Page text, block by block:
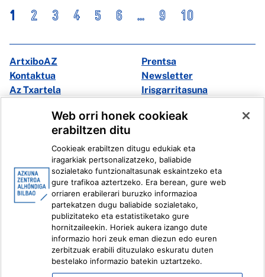
1 2 3 4 5 6 ... 9 10
ArtxiboAZ
Prentsa
Kontaktua
Newsletter
Az Txartela
Irisgarritasuna
Instagram
Youtube
Linkedin
Ivoox
Lege informazioa Barneko Informazio Sistema
Web orri honek cookieak
erabiltzen ditu
Cookieak erabiltzen ditugu edukiak eta
iragarkiak pertsonalizatzeko, baliabide
sozialetako funtzionaltasunak eskaintzeko eta
gure trafikoa aztertzeko. Era berean, gure web
orriaren erabilerari buruzko informazioa
partekatzen dugu baliabide sozialetako,
publizitateko eta estatistiketako gure
hornitzaileekin. Horiek aukera izango dute
informazio hori zeuk eman diezun edo euren
zerbitzuak erabili dituzulako eskuratu duten
bestelako informazio batekin uztartzeko.